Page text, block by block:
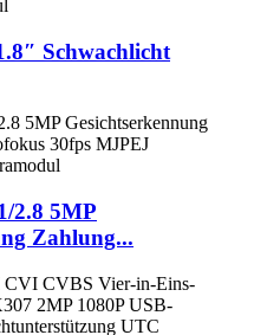
Schwachlicht
2.8 5MP
Zahlung...